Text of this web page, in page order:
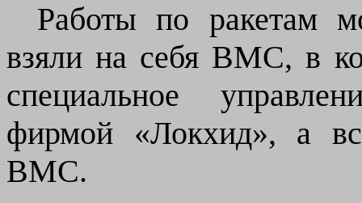
Работы по ракетам
взяли на себя ВМС, в
специальное
фирмой «Локхид», а
ВМС.